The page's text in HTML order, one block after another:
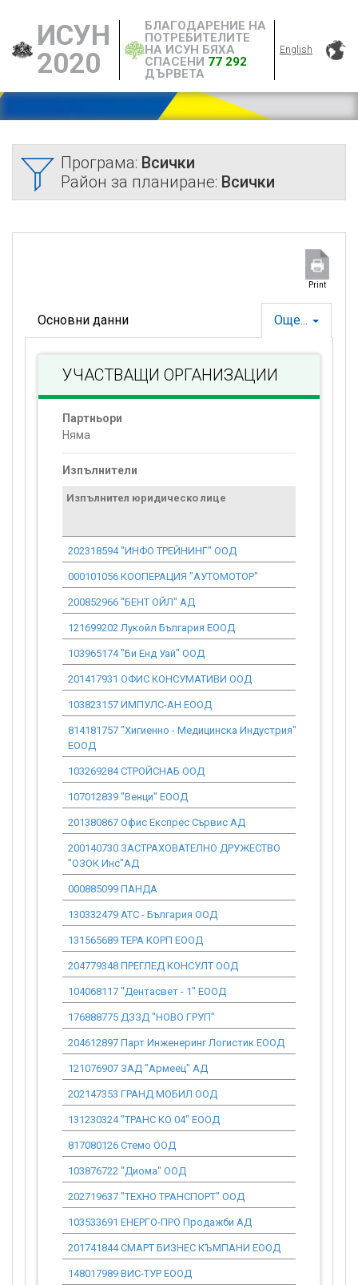
ИСУН
2020
БЛАГОДАРЕНИЕ НА
ПОТРЕБИТЕЛИТЕ
НА ИСУН БЯХА
СПАСЕНИ 77 292
ДЪРВЕТА
English
Програма: Всички
Район за планиране: Всички
Print
Още...
Основни данни
УЧАСТВАЩИ ОРГАНИЗАЦИИ
Партньори
Няма
Изпълнители
Изпълнител юридическо лице
202318594 "ИНФО ТРЕЙНИНГ" ООД
000101056 КООПЕРАЦИЯ "АУТОМОТОР"
200852966 "БЕНТ ОЙЛ" АД
121699202 Лукойл България ЕООД
103965174 "Би Енд Уай" ООД
201417931 ОФИС КОНСУМАТИВИ ООД
103823157 ИМПУЛС-АН ЕООД
814181757 "Хигиенно - Медицинска Индустрия"
ЕООД
103269284 СТРОЙСНАБ ООД
107012839 "Венци" ЕООД
201380867 Офис Експрес Сървис АД
200140730 ЗАСТРАХОВАТЕЛНО ДРУЖЕСТВО
"ОЗОК Инс"АД
000885099 ПАНДА
130332479 АТС - България ООД
131565689 ТЕРА КОРП ЕООД
204779348 ПРЕГЛЕД КОНСУЛТ ООД
104068117 "Дентасвет - 1" ЕООД
176888775 ДЗЗД "НОВО ГРУП"
204612897 Парт Инженеринг Логистик ЕООД
121076907 ЗАД "Армеец" АД
202147353 ГРАНД МОБИЛ ООД
131230324 "ТРАНС КО 04" ЕООД
817080126 Стемо ООД
103876722 "Диома" ООД
202719637 "ТЕХНО ТРАНСПОРТ" ООД
103533691 ЕНЕРГО-ПРО Продажби АД
201741844 СМАРТ БИЗНЕС КЪМПАНИ ЕООД
148017989 ВИС-ТУР ЕООД